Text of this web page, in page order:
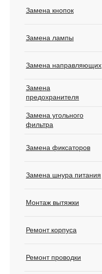
Замена кнопок
Замена лампы
Замена направляющих
Замена
предохранителя
Замена угольного
фильтра
Замена фиксаторов
Замена шнура питания
Монтаж вытяжки
Ремонт корпуса
Ремонт проводки